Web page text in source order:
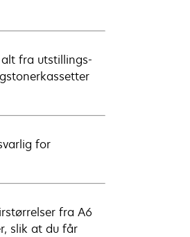
fra utstillings-
for
fra A6
slik at du får